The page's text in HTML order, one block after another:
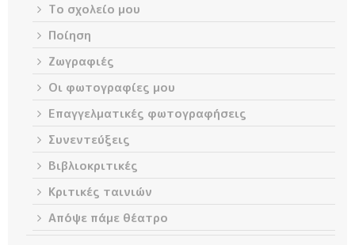
Το σχολείο μου
Ποίηση
Ζωγραφιές
Οι φωτογραφίες μου
Επαγγελματικές φωτογραφήσεις
Συνεντεύξεις
Βιβλιοκριτικές
Κριτικές ταινιών
Απόψε πάμε θέατρο